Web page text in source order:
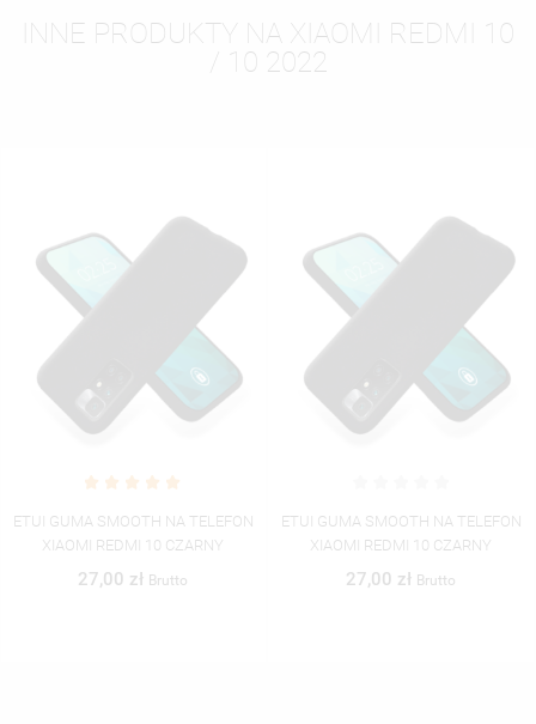
INNE PRODUKTY NA XIAOMI REDMI 10
/ 10 2022
ETUI GUMA SMOOTH NA TELEFON
XIAOMI REDMI 10 CZARNY
27,00 zł Brutto
ETUI GUMA SMOOTH NA TELEFON
XIAOMI REDMI 10 CZARNY
27,00 zł Brutto